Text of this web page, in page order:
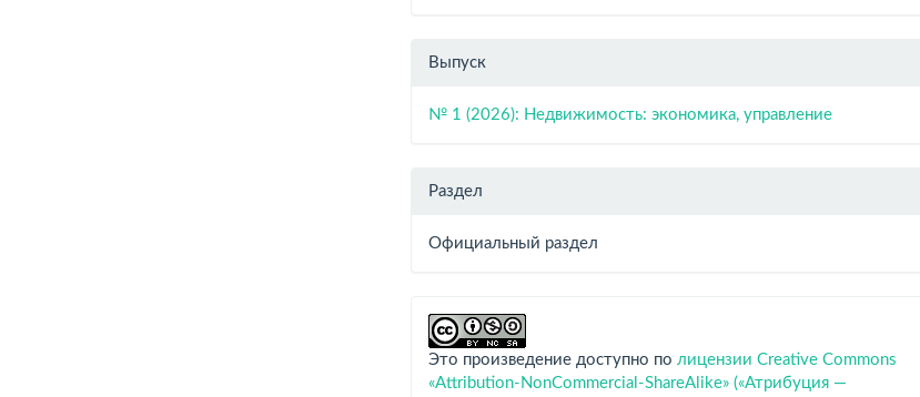
Выпуск
№ 1 (2026): Недвижимость: экономика, управление
Раздел
Официальный раздел
Это произведение доступно полицензии Creative Commons
«Attribution-NonCommercial-ShareAlike» («Атрибуция —